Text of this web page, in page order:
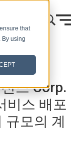
that
By using
료
즈 Corp.
비스 배포
규모의 계